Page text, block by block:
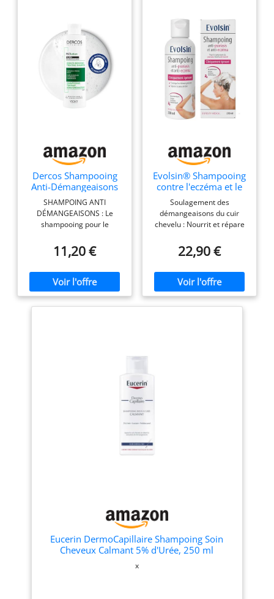
Dercos Shampooing
Anti-Démangeaisons
Psoriasis Squames
Acide Salicylique
SHAMPOING ANTI
DÉMANGEAISONS : Le
shampooing pour le
action complète; Ce
shampoing cuir chevelu
démangeaisons et apaise
instantanément ACTIFS
DERMATOLOGIQUES : Le
cheveux mouillés, Massez
délicatement, Laissez poser
le shampooing 2 minutes,
Puis rincez EXPERTISE
DERMATOLOGIQUE : Vichy
11,20 €
Evolsin® Shampooing
contre l'eczéma et le
psoriasis 250 ml
Soulagement des
démangeaisons du cuir
chevelu : Nourrit et répare
irrité. Les minéraux
naturels arrêtent les
chevelu atteint par
l'eczéma, la dermatite
atopique, le psoriasis, les
dans l'UE selon les normes
de qualité et de sécurité les
plus élevées Contenu du
grand emballage :
Shampooing avec un
22,90 €
Eucerin DermoCapillaire Shampoing Soin
Cheveux Calmant 5% d'Urée, 250 ml
x